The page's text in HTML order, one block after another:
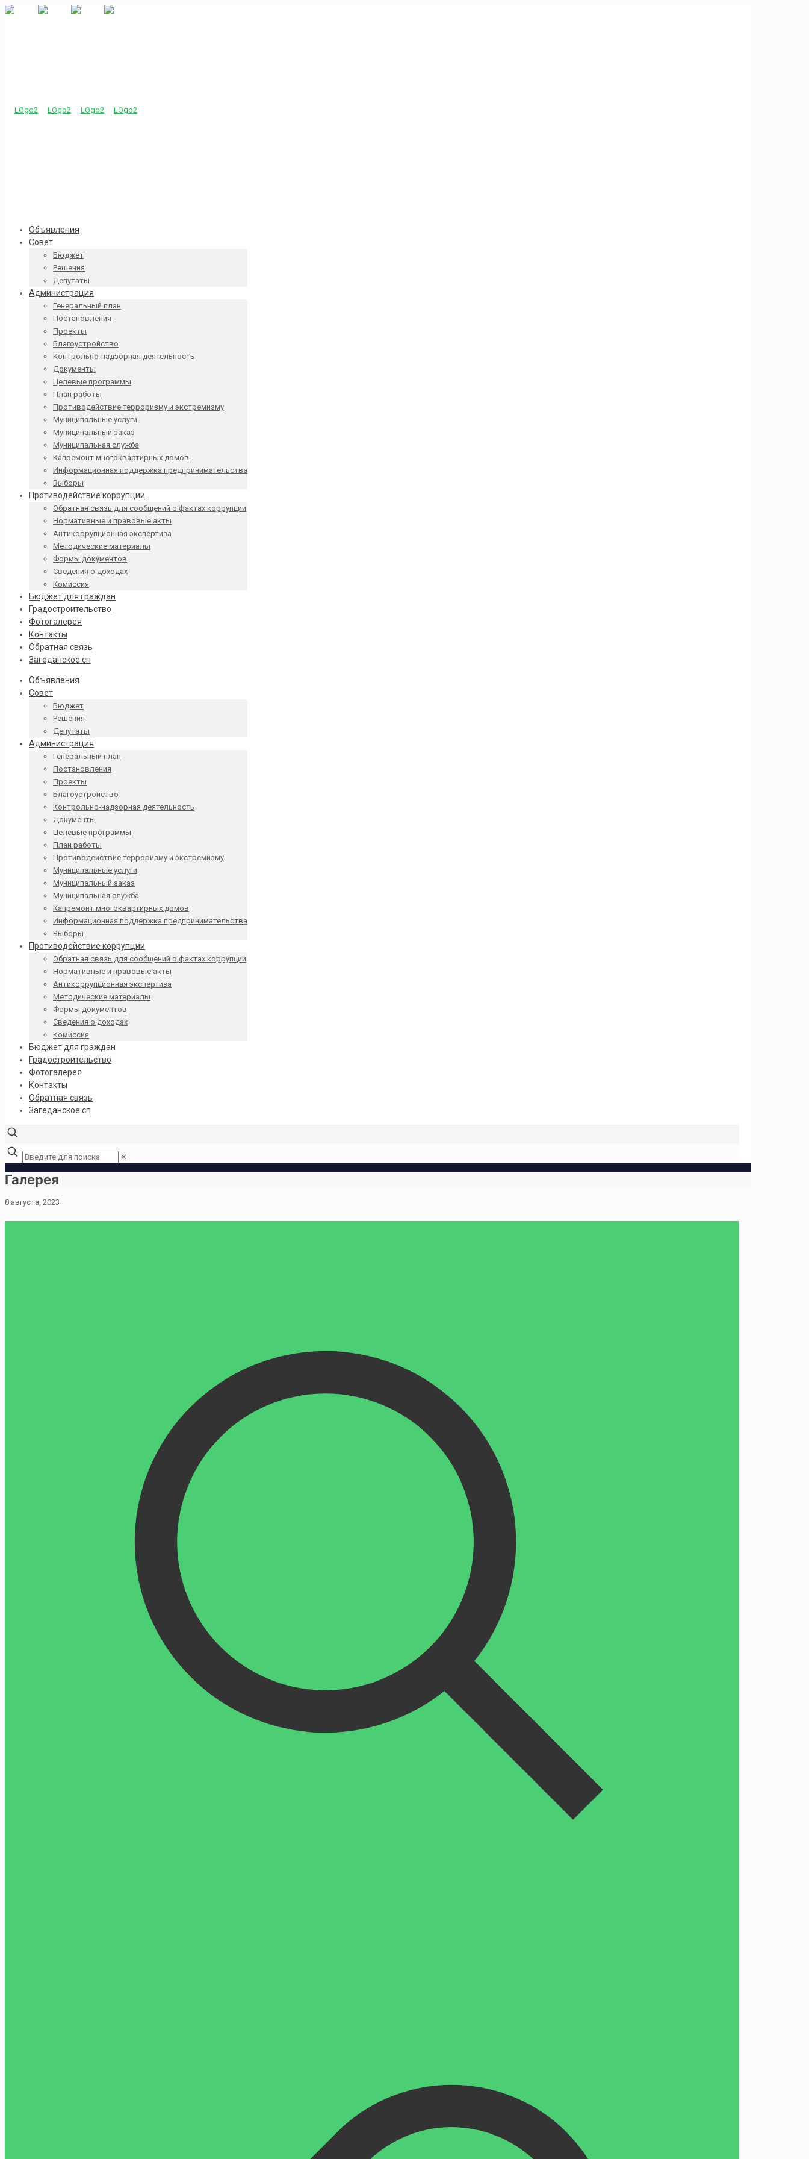
Объявления
Совет
Бюджет
Решения
Депутаты
Администрация
Генеральный план
Постановления
Проекты
Благоустройство
Контрольно-надзорная деятельность
Документы
Целевые программы
План работы
Противодействие терроризму и экстремизму
Муниципальные услуги
Муниципальный заказ
Муниципальная служба
Капремонт многоквартирных домов
Информационная поддержка предпринимательства
Выборы
Противодействие коррупции
Обратная связь для сообщений о фактах коррупции
Нормативные и правовые акты
Антикоррупционная экспертиза
Методические материалы
Формы документов
Сведения о доходах
Комиссия
Бюджет для граждан
Градостроительство
Фотогалерея
Контакты
Обратная связь
Загеданское сп
Объявления
Совет
Бюджет
Решения
Депутаты
Администрация
Генеральный план
Постановления
Проекты
Благоустройство
Контрольно-надзорная деятельность
Документы
Целевые программы
План работы
Противодействие терроризму и экстремизму
Муниципальные услуги
Муниципальный заказ
Муниципальная служба
Капремонт многоквартирных домов
Информационная поддержка предпринимательства
Выборы
Противодействие коррупции
Обратная связь для сообщений о фактах коррупции
Нормативные и правовые акты
Антикоррупционная экспертиза
Методические материалы
Формы документов
Сведения о доходах
Комиссия
Бюджет для граждан
Градостроительство
Фотогалерея
Контакты
Обратная связь
Загеданское сп
✕
Галерея
8 августа, 2023